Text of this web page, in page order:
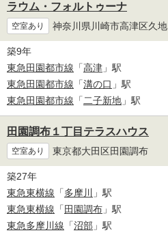
ラウム・フォルトゥーナ
空室あり 神奈川県川崎市高津区久地
築9年
東急田園都市線 「高津 」駅
東急田園都市線 「溝の口 」駅
東急田園都市線 「二子新地 」駅
田園調布１丁目テラスハウス
空室あり 東京都大田区田園調布
築27年
東急東横線 「多摩川
」駅
東急東横線 「 田園調布 」駅
東急多摩川線 「沼部 」駅